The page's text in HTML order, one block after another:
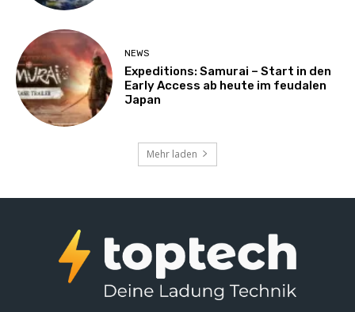
NEWS
Expeditions: Samurai – Start in den
Early Access ab heute im feudalen
Japan
Mehr laden